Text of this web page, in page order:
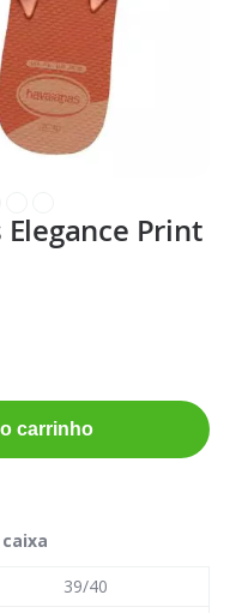
Print
carrinho
39/40